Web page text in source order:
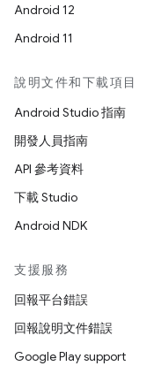
Android 12
Android 11
說明文件和下載項目
Android Studio 指南
開發人員指南
API 參考資料
下載 Studio
Android NDK
支援服務
回報平台錯誤
回報說明文件錯誤
Google Play support